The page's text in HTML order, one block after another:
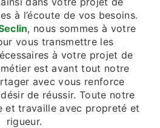
à l’écoute de vos besoins.
, nous sommes à votre
vous transmettre les
à votre projet de
est avant tout notre
avec vous renforce
de réussir. Toute notre
et travaille avec propreté et
rigueur.